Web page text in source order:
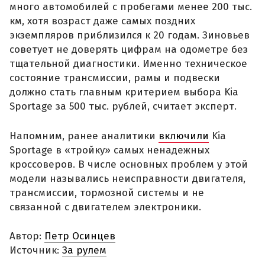
много автомобилей с пробегами менее 200 тыс.
км, хотя возраст даже самых поздних
экземпляров приблизился к 20 годам. Зиновьев
советует не доверять цифрам на одометре без
тщательной диагностики. Именно техническое
состояние трансмиссии, рамы и подвески
должно стать главным критерием выбора Kia
Sportage за 500 тыс. рублей, считает эксперт.
Напомним, ранее аналитики включили Kia
Sportage в «тройку» самых ненадежных
кроссоверов. В числе основных проблем у этой
модели назывались неисправности двигателя,
трансмиссии, тормозной системы и не
связанной с двигателем электроники.
Автор: Петр Осинцев
Источник: За рулем